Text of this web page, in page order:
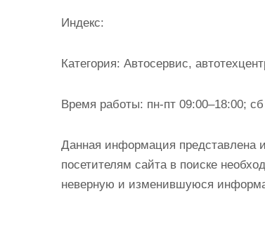
Индекс:
Категория: Автосервис,
Время работы: пн-пт 09:00–18:00;
Данная информация представлена
посетителям сайта в поиске
неверную и изменившуюся